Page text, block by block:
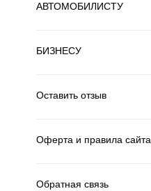
АВТОМОБИЛИСТУ
БИЗНЕСУ
Оставить отзыв
Оферта и правила сайта
Обратная связь